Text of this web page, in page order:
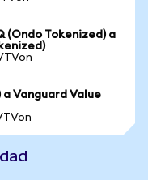
(Ondo Tokenized) a
a Vanguard Value